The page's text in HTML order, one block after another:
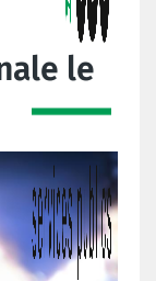
le